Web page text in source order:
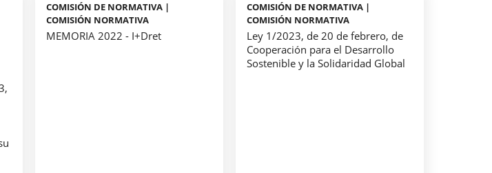
COMISIÓN DE NORMATIVA |
COMISIÓN NORMATIVA
MEMORIA 2022 - I+Dret
COMISIÓN DE NORMATIVA |
COMISIÓN NORMATIVA
Ley 1/2023, de 20 de febrero, de
Cooperación para el Desarrollo
Sostenible y la Solidaridad Global